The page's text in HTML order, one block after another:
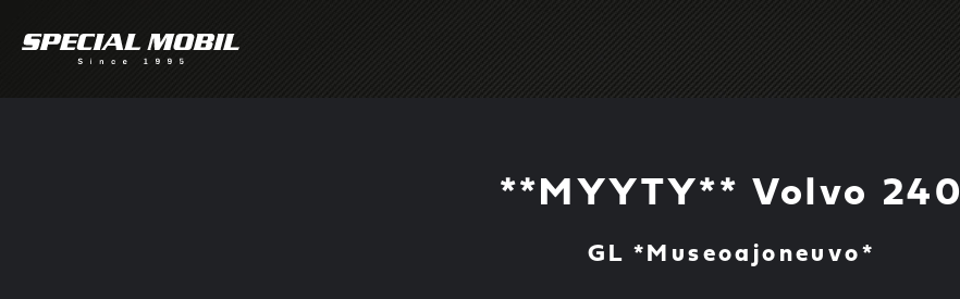
**MYYTY** Volvo 240
GL *Museoajoneuvo*